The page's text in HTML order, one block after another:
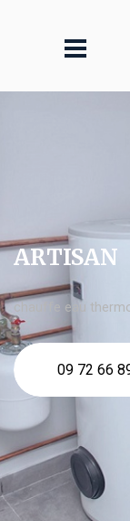
ARTISAN
chauffe eau
09 72 66